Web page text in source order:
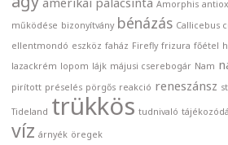
Amorphis
működése bizonyítvány bénázás Callicebus
ellentmondó eszköz faház Firefly frizura főétel
lazackrém lopom lájk májusi cserebogár Nam
pirított préselés pörgős reakció reneszánsz
Tideland trükkös tudnivaló
víz árnyék öregek